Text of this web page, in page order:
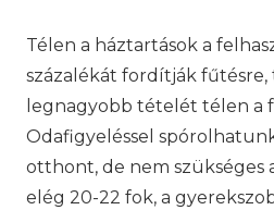
Télen a háztartások a
százalékát fordítják fűtésre,
legnagyobb tételét télen a
Odafigyeléssel
otthont, de nem szükséges
elég 20-22 fok, a